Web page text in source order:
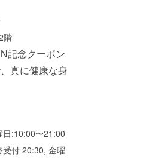
階
記念クーポン
真に健康な身
:10:00〜21:00
付 20:30, 金曜